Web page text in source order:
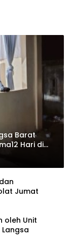
Barat
Hari di
Jumat
oleh Unit